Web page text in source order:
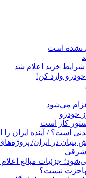
خرید اعلام شد
خودرو
کار است
در ایران/ پروژه‌های
جزئیات مبالغ
نیست؟